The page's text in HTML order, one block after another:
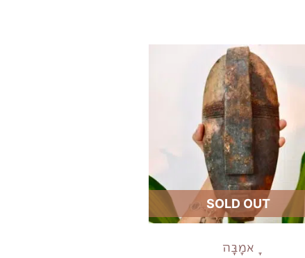
SOLD OUT
ָאמָבָּה